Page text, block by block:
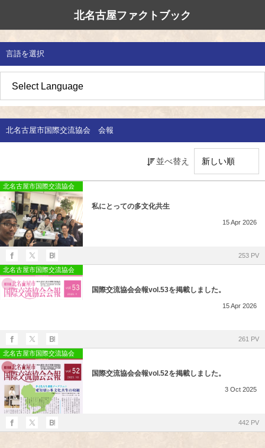
北名古屋ファクトブック
言語を選択
北名古屋市国際交流協会 会報
並べ替え
北名古屋市国際交流協会
私にとっての多文化共生
15Apr 2026
253 PV
北名古屋市国際交流協会
国際交流協会会報vol.53を掲載しました。
15Apr 2026
261 PV
北名古屋市国際交流協会
国際交流協会会報vol.52を掲載しました。
3 Oct 2025
442 PV
地域みがき
オススメの場所
イベント・活動紹介 草の根交流
多文化共生社
外国語講座
草の根交流
私たちの国際
ボランティア
北名古屋市国際交流協会について
所在地・お問合せ先
愛知県防災・
北名古屋市国際交流協会 会報